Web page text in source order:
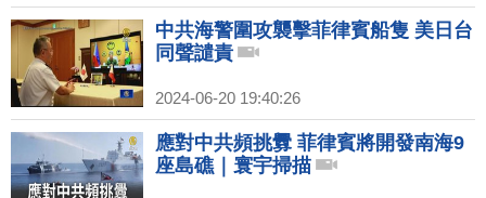
中共海警圍攻襲擊菲律賓船隻 美日台
同聲譴責
2024-06-20 19:40:26
應對中共頻挑釁 菲律賓將開發南海9
座島礁｜寰宇掃描